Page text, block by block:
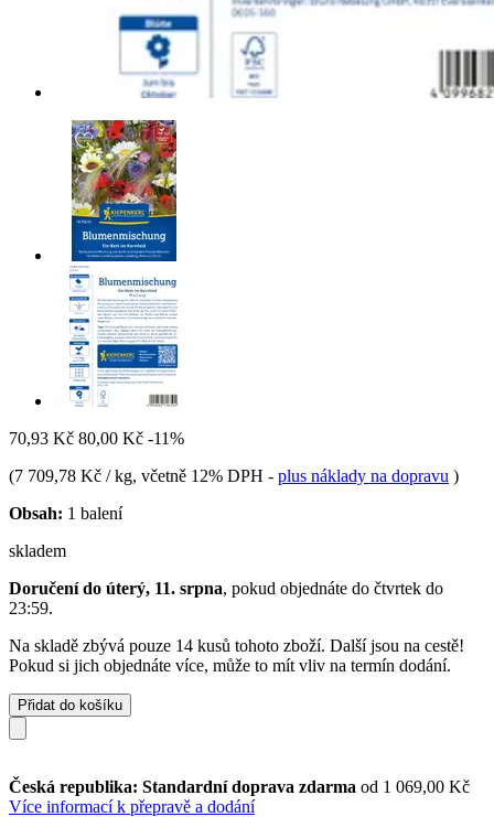
70,93 Kč 80,00 Kč -11%
(7 709,78 Kč / kg, včetně 12% DPH - plus náklady na dopravu )
Obsah: 1 balení
skladem
Doručení do úterý, 11. srpna, pokud objednáte do čtvrtek do
23:59.
Na skladě zbývá pouze 14 kusů tohoto zboží. Další jsou na cestě!
Pokud si jich objednáte více, může to mít vliv na termín dodání.
Přidat do košíku
Česká republika: Standardní doprava zdarma od 1 069,00 Kč
Více informací k přepravě a dodání